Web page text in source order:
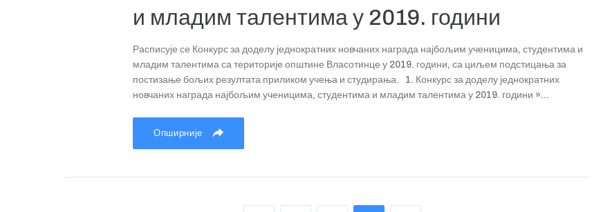
и младим талентима у 2019. години
Расписује се Конкурс за доделу једнократних новчаних награда најбољим ученицима, студентима и
младим талентима са територије општине Власотинце у 2019. години, са циљем подстицања за
постизање бољих резултата приликом учења и студирања. 1. Конкурс за доделу једнократних
новчаних награда најбољим ученицима, студентима и младим талентима у 2019. години »...
Опширније